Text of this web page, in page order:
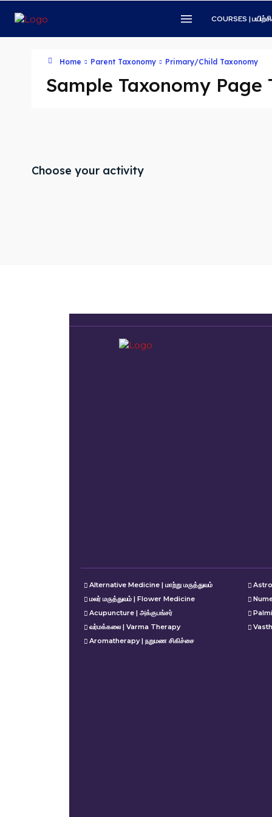
COURSES |
Home Parent Taxonomy Primary/Child Taxonomy
Sample Taxonomy Page
Choose your activity
Alternative Medicine | மாற்று மருத்துவம்
மலர் மருத்துவம் | Flower Medicine
Acupuncture | அக்குபங்சர்
வர்மக்கலை | Varma Therapy
Aromatherapy | நறுமண சிகிச்சை